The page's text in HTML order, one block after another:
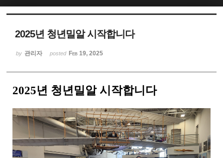
2025년 청년밀알 시작합니다
by 관리자 posted Feb 19, 2025
2025년 청년밀알 시작합니다
Sketchbook5, 스케치북5
Sketchbook5, 스케치북5